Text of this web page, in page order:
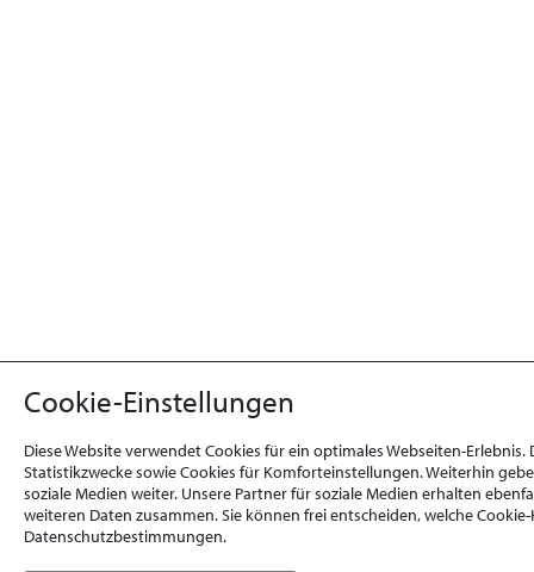
Cookie-Einstellungen
Diese Website verwendet Cookies für ein optimales Webseiten-
Statistikzwecke sowie Cookies für Komforteinstellungen. Weiterhin
soziale Medien weiter. Unsere Partner für soziale Medien erhalten
weiteren Daten zusammen. Sie können frei entscheiden, welche
Datenschutzbestimmungen.